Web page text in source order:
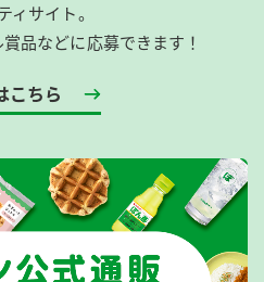
ィサイト。
品などに応募できます！
こちら